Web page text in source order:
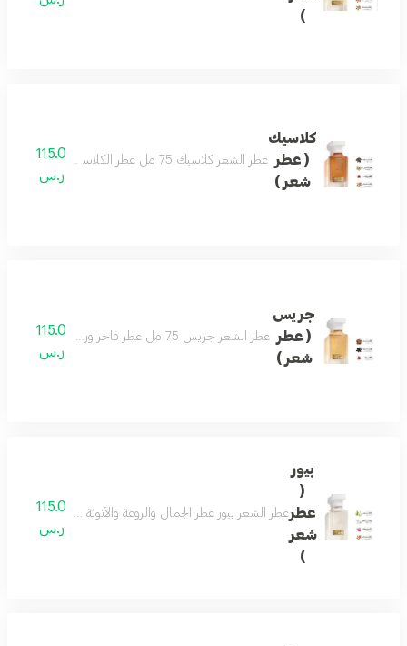
)
كلاسيك
( عطر
شعر )
عطر الشعر كلاسيك 75 مل عطر الكلاسيكي اسماً ومسمى بمزيج فاخر من العود والصندل وممزوج برائحة الزعفران والهيل لتتكون منه رائحة شرقية مميزة . تضيف لمسة رفاهية لشخصيتك الفريدة ليكون هو العطر الأجمل للمناسبات والليالي الجميلة .
115.0
ر.س
جريس
( عطر
شعر )
عطر الشعر جريس 75 مل عطر فاخر ورسمي وفواح مميز جميل للمناسبات تكوين فاخر وأنيق اختيارك الافضل
115.0
ر.س
بيور
(
عطر
شعر
)
عطر الشعر بيور عطر الجمال والروعة والأنوثة فواح ورائع
115.0
ر.س